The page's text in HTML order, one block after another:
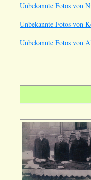
Unbekannte Fotos von
Unbekannte Fotos von
Unbekannte Fotos von